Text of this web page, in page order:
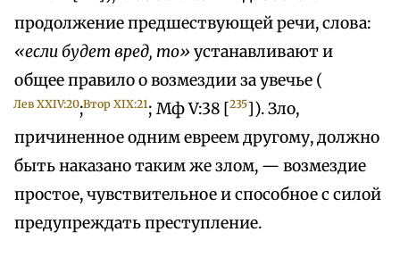
продолжение предшествующей речи, слова:
«если будет вред, то» устанавливают и
общее правило о возмездии за увечье (
Лев XXIV:20;Втор XIX:21; Мф V:38 [235]). Зло,
причиненное одним евреем другому, должно
быть наказано таким же злом, — возмездие
простое, чувствительное и способное с силой
предупреждать преступление.